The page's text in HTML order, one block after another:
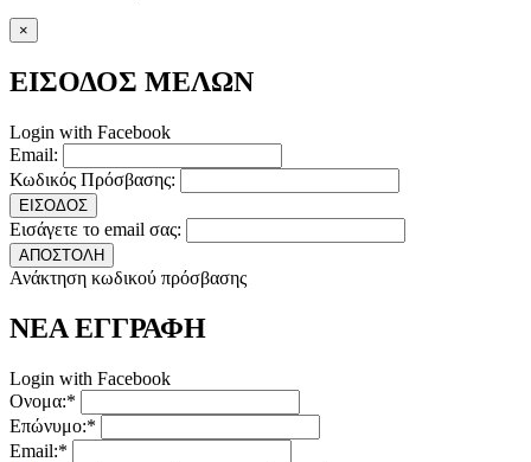
×
ΕΙΣΟΔΟΣ ΜΕΛΩΝ
Login with Facebook
Email:
Κωδικός Πρόσβασης:
ΕΙΣΟΔΟΣ
Εισάγετε το email σας:
ΑΠΟΣΤΟΛΗ
Ανάκτηση κωδικού πρόσβασης
ΝΕΑ ΕΓΓΡΑΦΗ
Login with Facebook
Ονομα:*
Επώνυμο:*
Email:*